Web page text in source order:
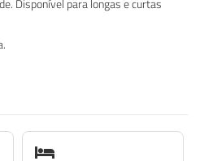
Disponível para longas e curtas